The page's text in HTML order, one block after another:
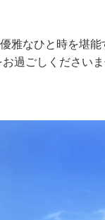
雅なひと時を堪
過ごしくださいま